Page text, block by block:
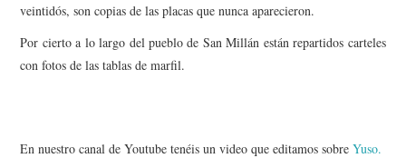
veintidós, son copias de las placas que nunca aparecieron.
Por cierto a lo largo del pueblo de San Millán están repartidos carteles
con fotos de las tablas de marfil.
En nuestro canal de Youtube tenéis un video que editamos sobre Yuso.